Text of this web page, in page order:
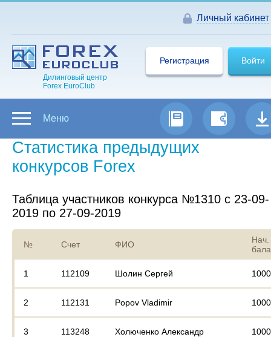
Личный кабинет
Дилинговый центр
Forex EuroClub
Войти
Регистрация
Меню
Статистика предыдущих
конкурсов Forex
Таблица участников конкурса №1310 с 23-09-
2019 по 27-09-2019
№ Счет ФИО
Нач.
1 112109 Шолин Сергей
2 112131 Popov Vladimir
3 113248 Холюченко Александр